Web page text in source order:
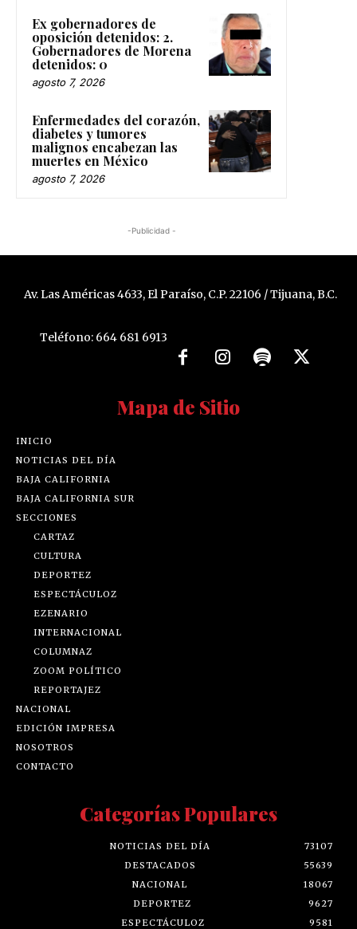
Ex gobernadores de
oposición detenidos: 2.
Gobernadores de Morena
detenidos: 0
agosto 7, 2026
Enfermedades del corazón,
diabetes y tumores
malignos encabezan las
muertes en México
agosto 7, 2026
-Publicidad -
Av. Las Américas 4633, El Paraíso, C.P. 22106 / Tijuana, B.C.
Teléfono: 664 681 6913
Mapa de Sitio
INICIO
NOTICIAS DEL DÍA
BAJA CALIFORNIA
BAJA CALIFORNIA SUR
SECCIONES
CARTAZ
CULTURA
DEPORTEZ
ESPECTÁCULOZ
EZENARIO
INTERNACIONAL
COLUMNAZ
ZOOM POLÍTICO
REPORTAJEZ
NACIONAL
EDICIÓN IMPRESA
NOSOTROS
CONTACTO
Categorías Populares
NOTICIAS DEL DÍA
73107
DESTACADOS
55639
NACIONAL
18067
DEPORTEZ
9627
ESPECTÁCULOZ
9581